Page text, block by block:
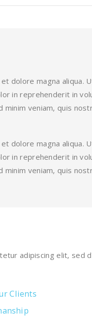
dolore magna aliqua.
in reprehenderit in
veniam, quis
dolore magna aliqua.
in reprehenderit in
veniam, quis
adipiscing elit, sed
Clients